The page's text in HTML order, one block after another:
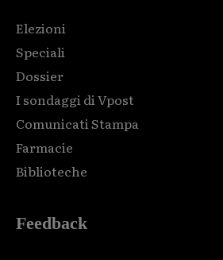
Elezioni
Speciali
Dossier
I sondaggi di Vpost
Comunicati Stampa
Farmacie
Biblioteche
Feedback